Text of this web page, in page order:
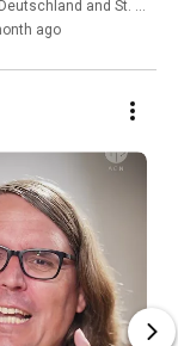
Hans
and St. Ulrich Hochaltingen
ago